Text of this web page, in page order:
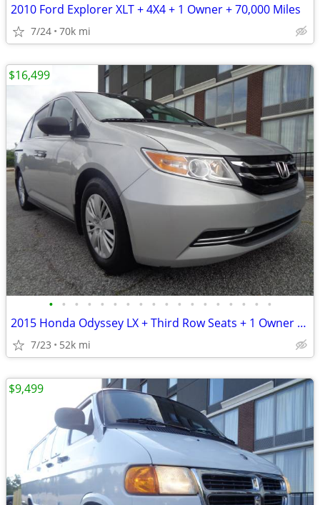
2010 Ford Explorer XLT + 4X4 + 1 Owner + 70,000 Miles
7/24 70k mi
• • • • • • • • • • • • • • • • • •
2015 Honda Odyssey LX + Third Row Seats + 1 Owner + 52,000 Miles
7/23 52k mi
$16,499
$9,499